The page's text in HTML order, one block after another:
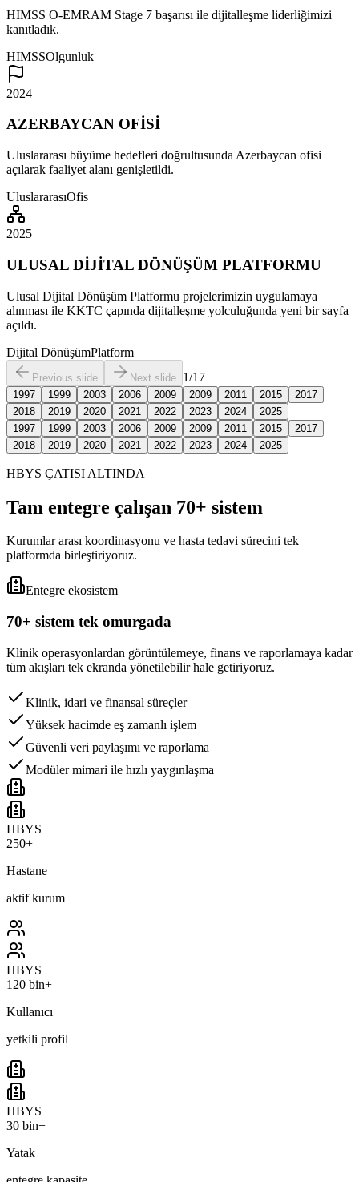
HIMSS O-EMRAM Stage 7 başarısı ile dijitalleşme liderliğimizi
kanıtladık.
HIMSSOlgunluk
2024
AZERBAYCAN OFİSİ
Uluslararası büyüme hedefleri doğrultusunda Azerbaycan ofisi
açılarak faaliyet alanı genişletildi.
UluslararasıOfis
2025
ULUSAL DİJİTAL DÖNÜŞÜM PLATFORMU
Ulusal Dijital Dönüşüm Platformu projelerimizin uygulamaya
alınması ile KKTC çapında dijitalleşme yolculuğunda yeni bir sayfa
açıldı.
Dijital DönüşümPlatform
Previous slide Next slide 1/17
1997 1999 2003 2006 2009 2009 2011 2015
2017
2018
2019 2020 2021 2022 2023 2024
2025
1997
1999 2003 2006 2009 2009 2011 2015
2017
2018
2019 2020 2021 2022 2023 2024 2025
HBYS ÇATISI ALTINDA
Tam entegre çalışan 70+ sistem
Kurumlar arası koordinasyonu ve hasta tedavi sürecini tek
platformda birleştiriyoruz.
Entegre ekosistem
70+ sistem tek omurgada
Klinik operasyonlardan görüntülemeye, finans ve raporlamaya kadar
tüm akışları tek ekranda yönetilebilir hale getiriyoruz.
Klinik, idari ve finansal süreçler
Yüksek hacimde eş zamanlı işlem
Güvenli veri paylaşımı ve raporlama
Modüler mimari ile hızlı yaygınlaşma
HBYS
250+
Hastane
aktif kurum
HBYS
120 bin+
Kullanıcı
yetkili profil
HBYS
30 bin+
Yatak